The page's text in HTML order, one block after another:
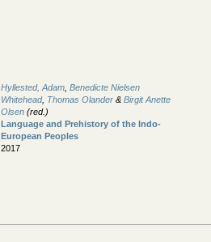
Hyllested, Adam Benedicte Nielsen
Whitehead, Thomas Olander & Birgit Anette
Olsen (red.)
Language and Prehistory of the Indo-
European Peoples
2017